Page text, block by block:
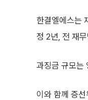
한결엘에스는
정 2년, 전 재
과징금 규모는
이와 함께 증